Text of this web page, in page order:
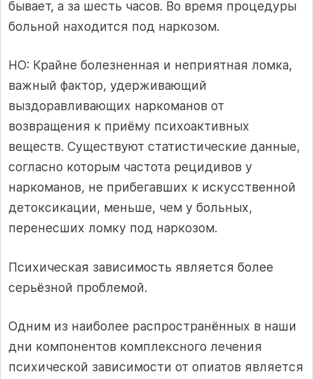
бывает, а за шесть часов. Во время процедуры
больной находится под наркозом.
НО: Крайне болезненная и неприятная ломка,
важный фактор, удерживающий
выздоравливающих наркоманов от
возвращения к приёму психоактивных
веществ. Существуют статистические данные,
согласно которым частота рецидивов у
наркоманов, не прибегавших к искусственной
детоксикации, меньше, чем у больных,
перенесших ломку под наркозом.
Психическая зависимость является более
серьёзной проблемой.
Одним из наиболее распространённых в наши
дни компонентов комплексного лечения
психической зависимости от опиатов является